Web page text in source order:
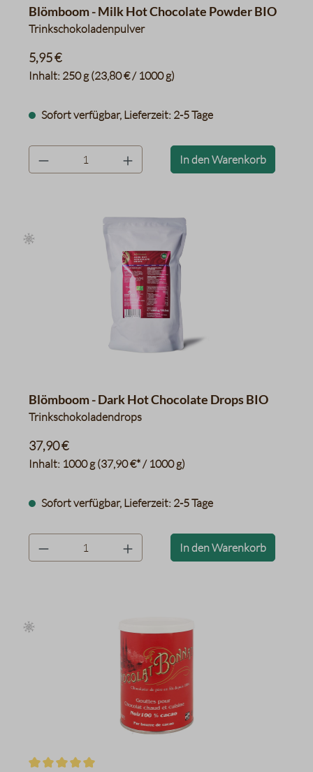
Blömboom - Milk Hot Chocolate Powder BIO
Trinkschokoladenpulver
Inhalt: 250 g(23,80 € / 1000 g)
5,95 €
Sofort verfügbar, Lieferzeit: 2-5 Tage
product.quantityLabel In den Warenkorb
Blömboom - Dark Hot Chocolate Drops BIO
Trinkschokoladendrops
Inhalt: 1000 g(37,90 €* / 1000 g)
37,90 €
Sofort verfügbar, Lieferzeit: 2-5 Tage
product.quantityLabel In den Warenkorb